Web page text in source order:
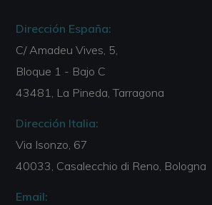
Dirección España:
C/ Amadeu Vives, 5,
Bloque 1 - Bajo C
43481, La Pineda, Tarragona
Dirección Italia:
Via Isonzo, 67
40033, Casalecchio di Reno, Bologna
Email: